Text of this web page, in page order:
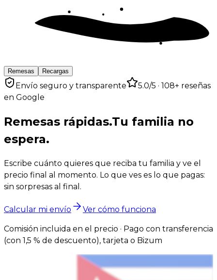
Remesas Recargas
Envío seguro y transparente 5.0/5 · 108+ reseñas
en Google
Remesas rápidas.Tu familia no
espera.
Escribe cuánto quieres que reciba tu familia y ve el
precio final al momento. Lo que ves es lo que pagas:
sin sorpresas al final.
Calcular mi envío Ver cómo funciona
Comisión incluida en el precio · Pago con transferencia
(con 1,5 % de descuento), tarjeta o Bizum